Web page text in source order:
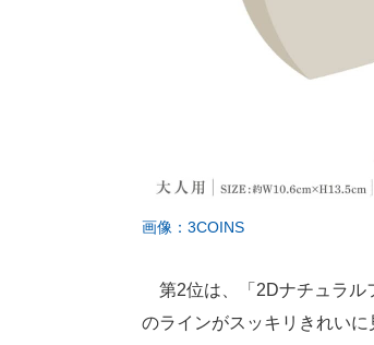
画像：3COINS
第2位は、「2Dナチュラル
のラインがスッキリきれい